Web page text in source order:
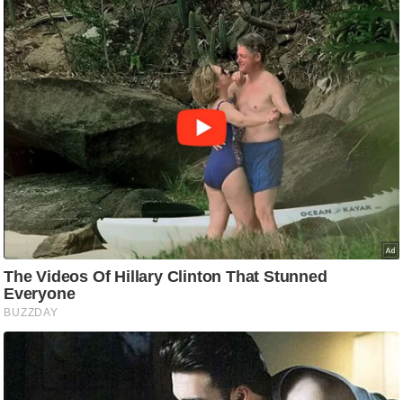
आ
र
.
आ
ई
.
चा
य
प
र
मी
क्षा